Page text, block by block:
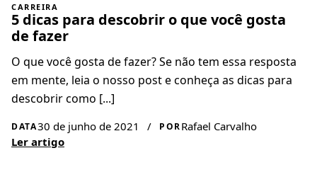
CARREIRA
5 dicas para descobrir o que você gosta
de fazer
O que você gosta de fazer? Se não tem essa resposta
em mente, leia o nosso post e conheça as dicas para
descobrir como [...]
DATA30 de junho de 2021 / PORRafael Carvalho
Ler artigo